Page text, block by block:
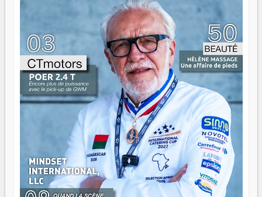
gouvernail, mais pour montrer où sont les récifs. Les jeunes
ont la force, les vieux ont l'expérience, comme on dit. Ce
n'est pas un combat de générations — c'est une question
d'équipage. Partagez vos réussites, mais aussi vos échecs.
Surtout vos échecs, d'ailleurs — ils enseignent mieux que
n'importe quel manuel. À Madagascar, la barque avance.
Il faut juste s'assurer que tout le monde rame dans le
même sens.